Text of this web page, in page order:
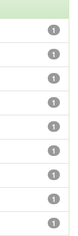
1
1
1
1
1
1
1
1
1